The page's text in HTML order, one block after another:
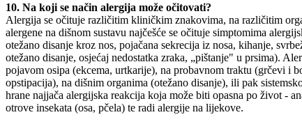
10. Na koji se način alergija može očitovati?
Alergija se očituje različitim kliničkim znakovima, na različitim
alergene na dišnom sustavu najčešće se očituje simptomima
otežano disanje kroz nos, pojačana sekrecija iz nosa, kihanje,
otežano disanje, osjećaj nedostatka zraka, „pištanje" u prsima).
pojavom osipa (ekcema, urtkarije), na probavnom traktu (grčevi i
opstipacija), na dišnim organima (otežano disanje), ili pak
hrane najjača alergijska reakcija koja može biti opasna po život -
otrove insekata (osa, pčela) te radi alergije na lijekove.